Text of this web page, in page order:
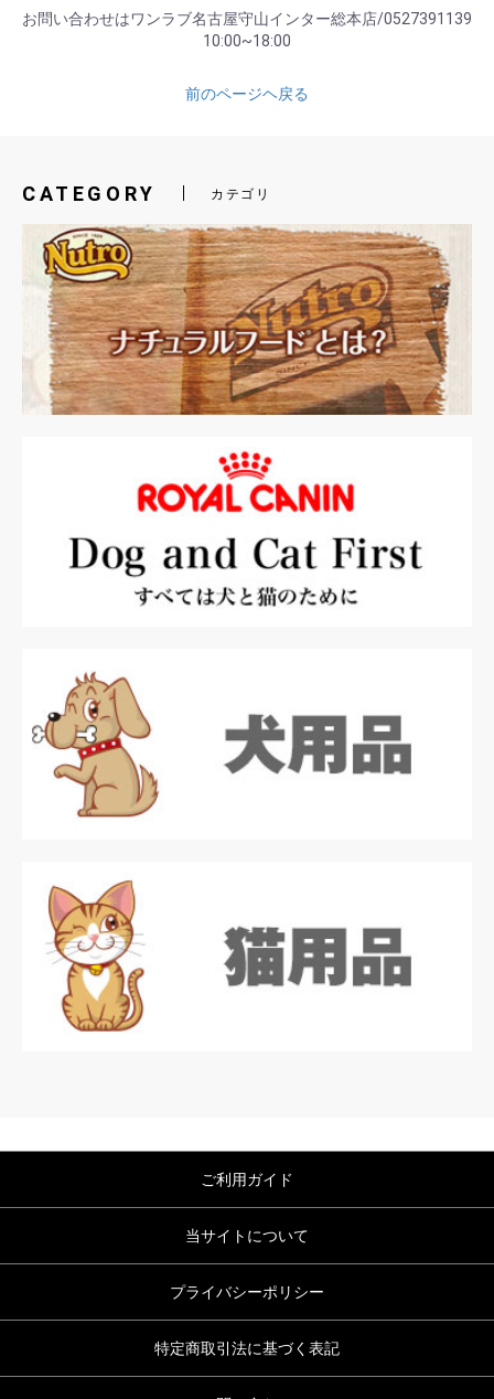
お問い合わせはワンラブ名古屋守山インター総本店/0527391139
10:00~18:00
前のページヘ戻る
CATEGORY カテゴリ
ご利用ガイド
当サイトについて
プライバシーポリシー
特定商取引法に基づく表記